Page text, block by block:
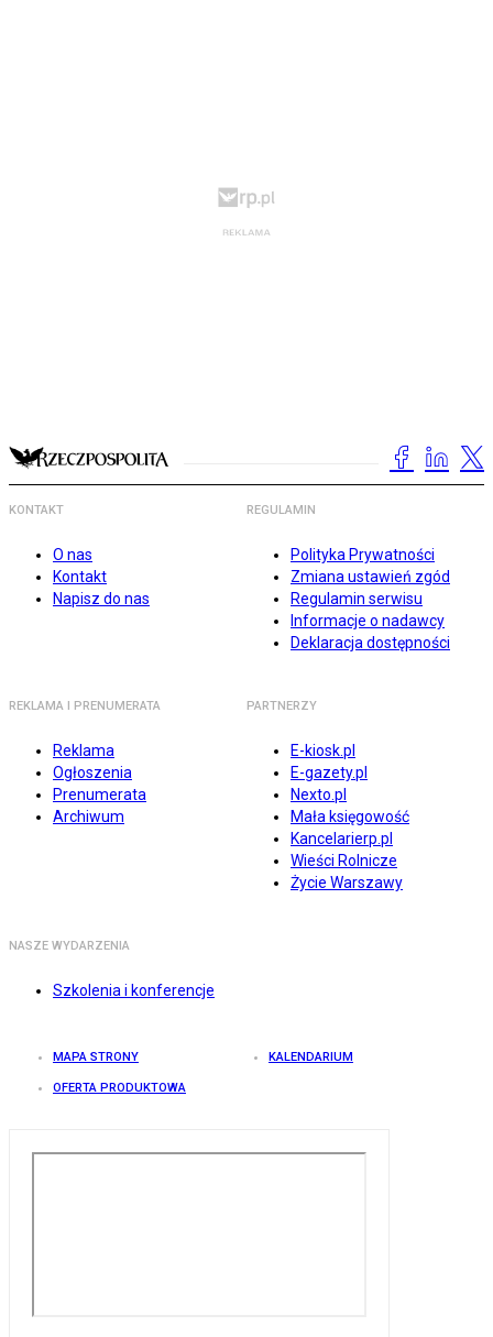
KONTAKT
O nas
Kontakt
Napisz do nas
REGULAMIN
Polityka Prywatności
Zmiana ustawień zgód
Regulamin serwisu
Informacje o nadawcy
Deklaracja dostępności
REKLAMA I PRENUMERATA
Reklama
Ogłoszenia
Prenumerata
Archiwum
PARTNERZY
E-kiosk.pl
E-gazety.pl
Nexto.pl
Mała księgowość
Kancelarierp.pl
Wieści Rolnicze
Życie Warszawy
NASZE WYDARZENIA
Szkolenia i konferencje
MAPA STRONY KALENDARIUM
OFERTA PRODUKTOWA